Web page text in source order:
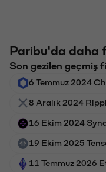
Paribu'da daha
Son gezilen geçmiş
6 Temmuz 2024
8 Aralık 2024
16 Ekim 2024
19 Ekim 2025
11 Temmuz 2026